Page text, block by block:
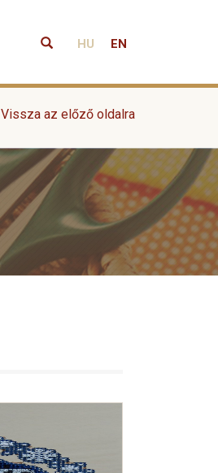
HU EN
Vissza az előző oldalra